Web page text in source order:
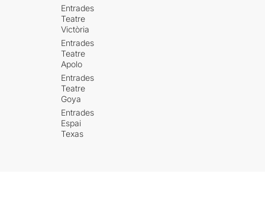
Entrades
Teatre
Victòria
Entrades
Teatre
Apolo
Entrades
Teatre
Goya
Entrades
Espai
Texas